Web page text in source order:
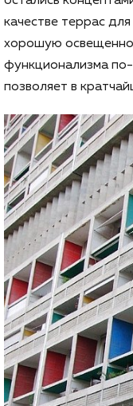
качестве террас
хорошую
функционализма
позволяет в